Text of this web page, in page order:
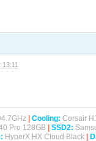
13:11
| Cooling: Corsair
Pro 128GB | SSD2:
HyperX HX Cloud Black |